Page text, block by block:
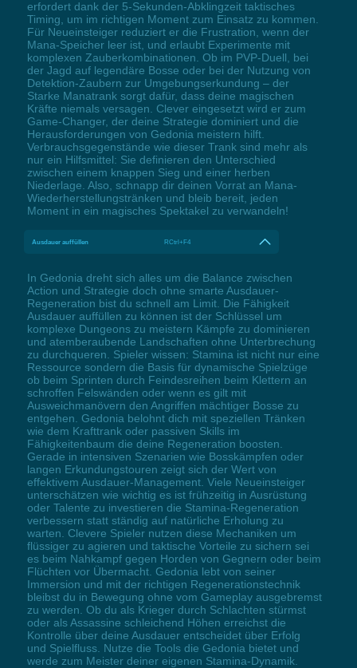
erfordert dank der 5-Sekunden-Abklingzeit taktisches
Timing, um im richtigen Moment zum Einsatz zu kommen.
Für Neueinsteiger reduziert er die Frustration, wenn der
Mana-Speicher leer ist, und erlaubt Experimente mit
komplexen Zauberkombinationen. Ob im PVP-Duell, bei
der Jagd auf legendäre Bosse oder bei der Nutzung von
Detektion-Zaubern zur Umgebungserkundung – der
Starke Manatrank sorgt dafür, dass deine magischen
Kräfte niemals versagen. Clever eingesetzt wird er zum
Game-Changer, der deine Strategie dominiert und die
Herausforderungen von Gedonia meistern hilft.
Verbrauchsgegenstände wie dieser Trank sind mehr als
nur ein Hilfsmittel: Sie definieren den Unterschied
zwischen einem knappen Sieg und einer herben
Niederlage. Also, schnapp dir deinen Vorrat an Mana-
Wiederherstellungstränken und bleib bereit, jeden
Moment in ein magisches Spektakel zu verwandeln!
Ausdauer auffüllen RCtrl+F4
In Gedonia dreht sich alles um die Balance zwischen
Action und Strategie doch ohne smarte Ausdauer-
Regeneration bist du schnell am Limit. Die Fähigkeit
Ausdauer auffüllen zu können ist der Schlüssel um
komplexe Dungeons zu meistern Kämpfe zu dominieren
und atemberaubende Landschaften ohne Unterbrechung
zu durchqueren. Spieler wissen: Stamina ist nicht nur eine
Ressource sondern die Basis für dynamische Spielzüge
ob beim Sprinten durch Feindesreihen beim Klettern an
schroffen Felswänden oder wenn es gilt mit
Ausweichmanövern den Angriffen mächtiger Bosse zu
entgehen. Gedonia belohnt dich mit speziellen Tränken
wie dem Krafttrank oder passiven Skills im
Fähigkeitenbaum die deine Regeneration boosten.
Gerade in intensiven Szenarien wie Bosskämpfen oder
langen Erkundungstouren zeigt sich der Wert von
effektivem Ausdauer-Management. Viele Neueinsteiger
unterschätzen wie wichtig es ist frühzeitig in Ausrüstung
oder Talente zu investieren die Stamina-Regeneration
verbessern statt ständig auf natürliche Erholung zu
warten. Clevere Spieler nutzen diese Mechaniken um
flüssiger zu agieren und taktische Vorteile zu sichern sei
es beim Nahkampf gegen Horden von Gegnern oder beim
Flüchten vor Übermacht. Gedonia lebt von seiner
Immersion und mit der richtigen Regenerationstechnik
bleibst du in Bewegung ohne vom Gameplay ausgebremst
zu werden. Ob du als Krieger durch Schlachten stürmst
oder als Assassine schleichend Höhen erreichst die
Kontrolle über deine Ausdauer entscheidet über Erfolg
und Spielfluss. Nutze die Tools die Gedonia bietet und
werde zum Meister deiner eigenen Stamina-Dynamik.